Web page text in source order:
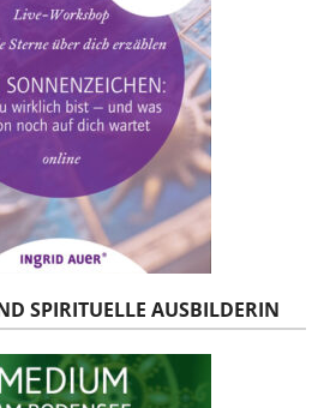
SPIRITUELLE AUSBILDERIN